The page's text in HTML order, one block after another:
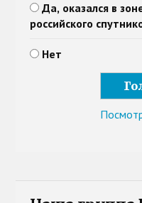
Да, оказался в
российского
Нет